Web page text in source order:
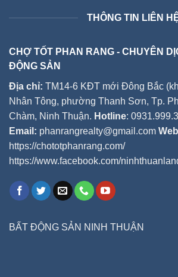
THÔNG TIN LIÊN
CHỢ TỐT PHAN RANG - CHUYÊN
ĐỘNG SẢN
Địa chỉ: TM14-6 KĐT mới Đông Bắc
Nhân Tông, phường Thanh Sơn, Tp.
Chàm, Ninh Thuận. Hotline:
Email: phanrangrealty@gmail.com
https://chototphanrang.com/
https://www.facebook.com/
BẤT ĐỘNG SẢN NINH THUẬN